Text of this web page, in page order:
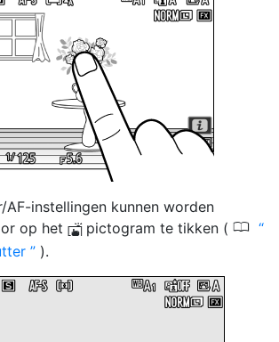
AF-instellingen kunnen worden
op het W pictogram te tikken ( 0
).